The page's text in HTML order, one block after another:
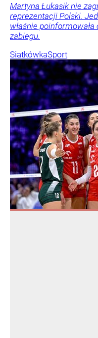
Martyna Łukasik nie
reprezentacji Polski.
właśnie
zabiegu.
SiatkówkaSport